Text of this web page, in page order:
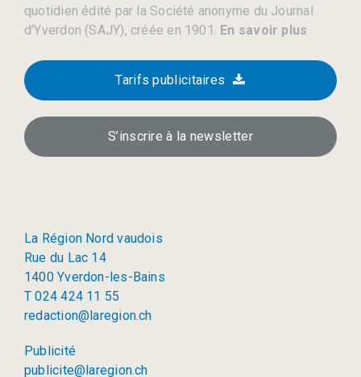
quotidien édité par la Société anonyme du Journal
d’Yverdon (SAJY), créée en 1901. En savoir plus
Tarifs publicitaires
S’inscrire à la newsletter
La Région Nord vaudois
Rue du Lac 14
1400 Yverdon-les-Bains
T 024 424 11 55
redaction@laregion.ch
Publicité
publicite@laregion.ch